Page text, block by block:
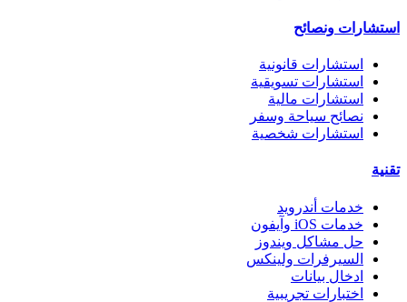
استشارات ونصائح
استشارات قانونية
استشارات تسويقية
استشارات مالية
نصائح سياحة وسفر
استشارات شخصية
تقنية
خدمات أندرويد
خدمات iOS وآيفون
حل مشاكل ويندوز
السيرفرات ولينكس
ادخال بيانات
اختبارات تجريبية